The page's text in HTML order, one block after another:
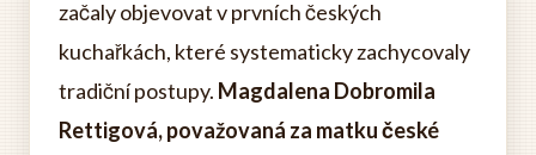
začaly objevovat v prvních českých
kuchařkách, které systematicky zachycovaly
tradiční postupy. Magdalena Dobromila
Rettigová, považovaná za matku české